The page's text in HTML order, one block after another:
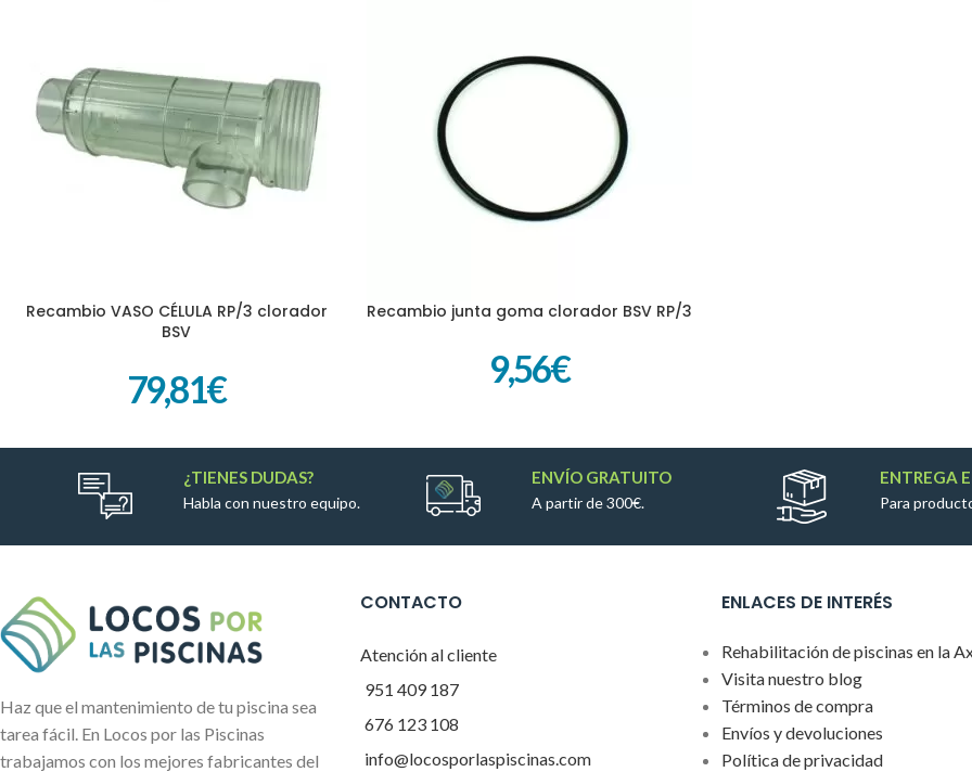
AÑADIR AL CARRITO
Recambio VASO CÉLULA RP/3 clorador
BSV
79,81€
AÑADIR AL CARRITO
Recambio junta goma clorador BSV RP/3
9,56€
¿TIENES DUDAS?
Habla con nuestro equipo.
ENVÍO GRATUITO
A partir de 300€.
ENTREGA
Para
Haz que el mantenimiento de tu piscina sea
tarea fácil. En Locos por las Piscinas
trabajamos con los mejores fabricantes del
CONTACTO
Atención al cliente
951 409 187
676 123 108
info@locosporlaspiscinas.com
ENLACES DE INTERÉS
Rehabilitación de piscinas en la
Visita nuestro blog
Términos de compra
Envíos y devoluciones
Política de privacidad